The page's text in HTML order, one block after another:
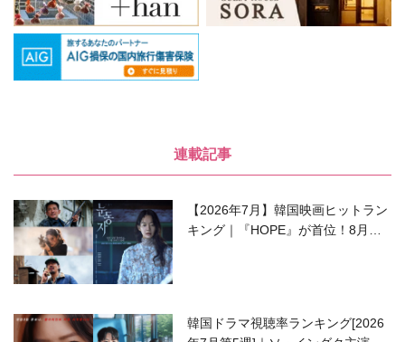
連載記事
【2026年7月】韓国映画ヒットラン
キング｜『HOPE』が首位！8月公
韓国ドラマ視聴率ランキング[2026